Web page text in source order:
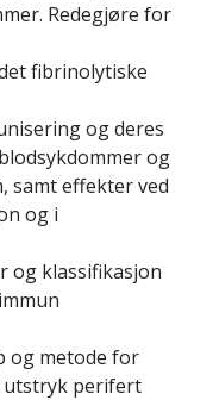
Redegjøre for
fibrinolytiske
og deres
og
samt effekter ved
og i
og klassifikasjon
og metode for
perifert